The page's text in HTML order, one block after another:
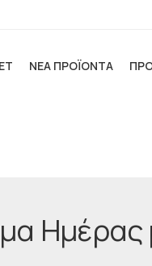
ΝΕΑ ΠΡΟΪΟΝΤΑ
Ημέρας